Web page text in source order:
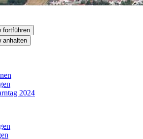
fortführen
anhalten
2024